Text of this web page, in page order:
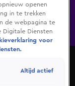
Bondgenoten
prul thuis
openen
in te trekken
de webpagina te
Digitale Diensten
voor
Altijd actief